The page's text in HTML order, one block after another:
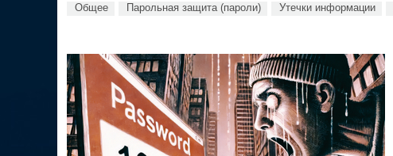
Общее Парольная защита (пароли) Утечки информации